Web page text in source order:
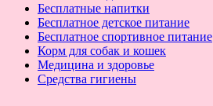
Бесплатные напитки
Бесплатное детское питание
Бесплатное спортивное питание
Корм для собак и кошек
Медицина и здоровье
Средства гигиены